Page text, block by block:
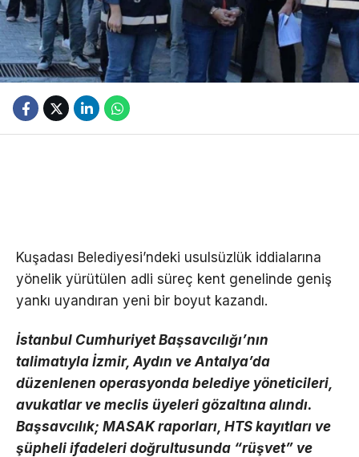
Kuşadası Belediyesi’ndeki usulsüzlük iddialarına
yönelik yürütülen adli süreç kent genelinde geniş
yankı uyandıran yeni bir boyut kazandı.
İstanbul Cumhuriyet Başsavcılığı’nın
talimatıyla İzmir, Aydın ve Antalya’da
düzenlenen operasyonda belediye yöneticileri,
avukatlar ve meclis üyeleri gözaltına alındı.
Başsavcılık; MASAK raporları, HTS kayıtları ve
şüpheli ifadeleri doğrultusunda “rüşvet” ve